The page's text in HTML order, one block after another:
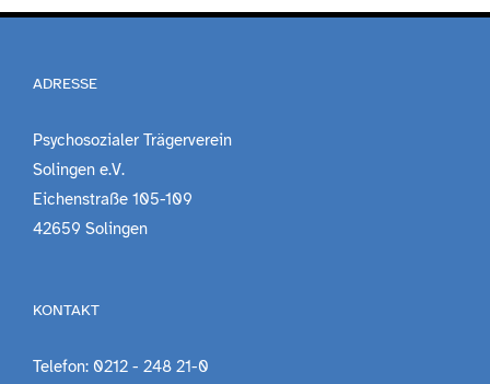
Aktuelles
Jobs
ADRESSE
Psychosozialer Trägerverein
Solingen e.V.
Eichenstraße 105-109
42659 Solingen
KONTAKT
Telefon: 0212 - 248 21-0